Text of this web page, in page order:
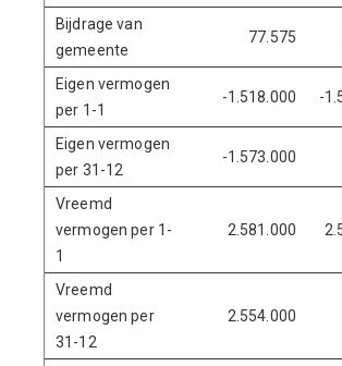
Bijdrage van
gemeente
77.575
Eigen vermogen
per 1-1
-1.518.000 -
Eigen vermogen
per 31-12
-1.573.000
Vreemd
vermogen per 1-
1
2.581.000
Vreemd
vermogen per
31-12
2.554.000